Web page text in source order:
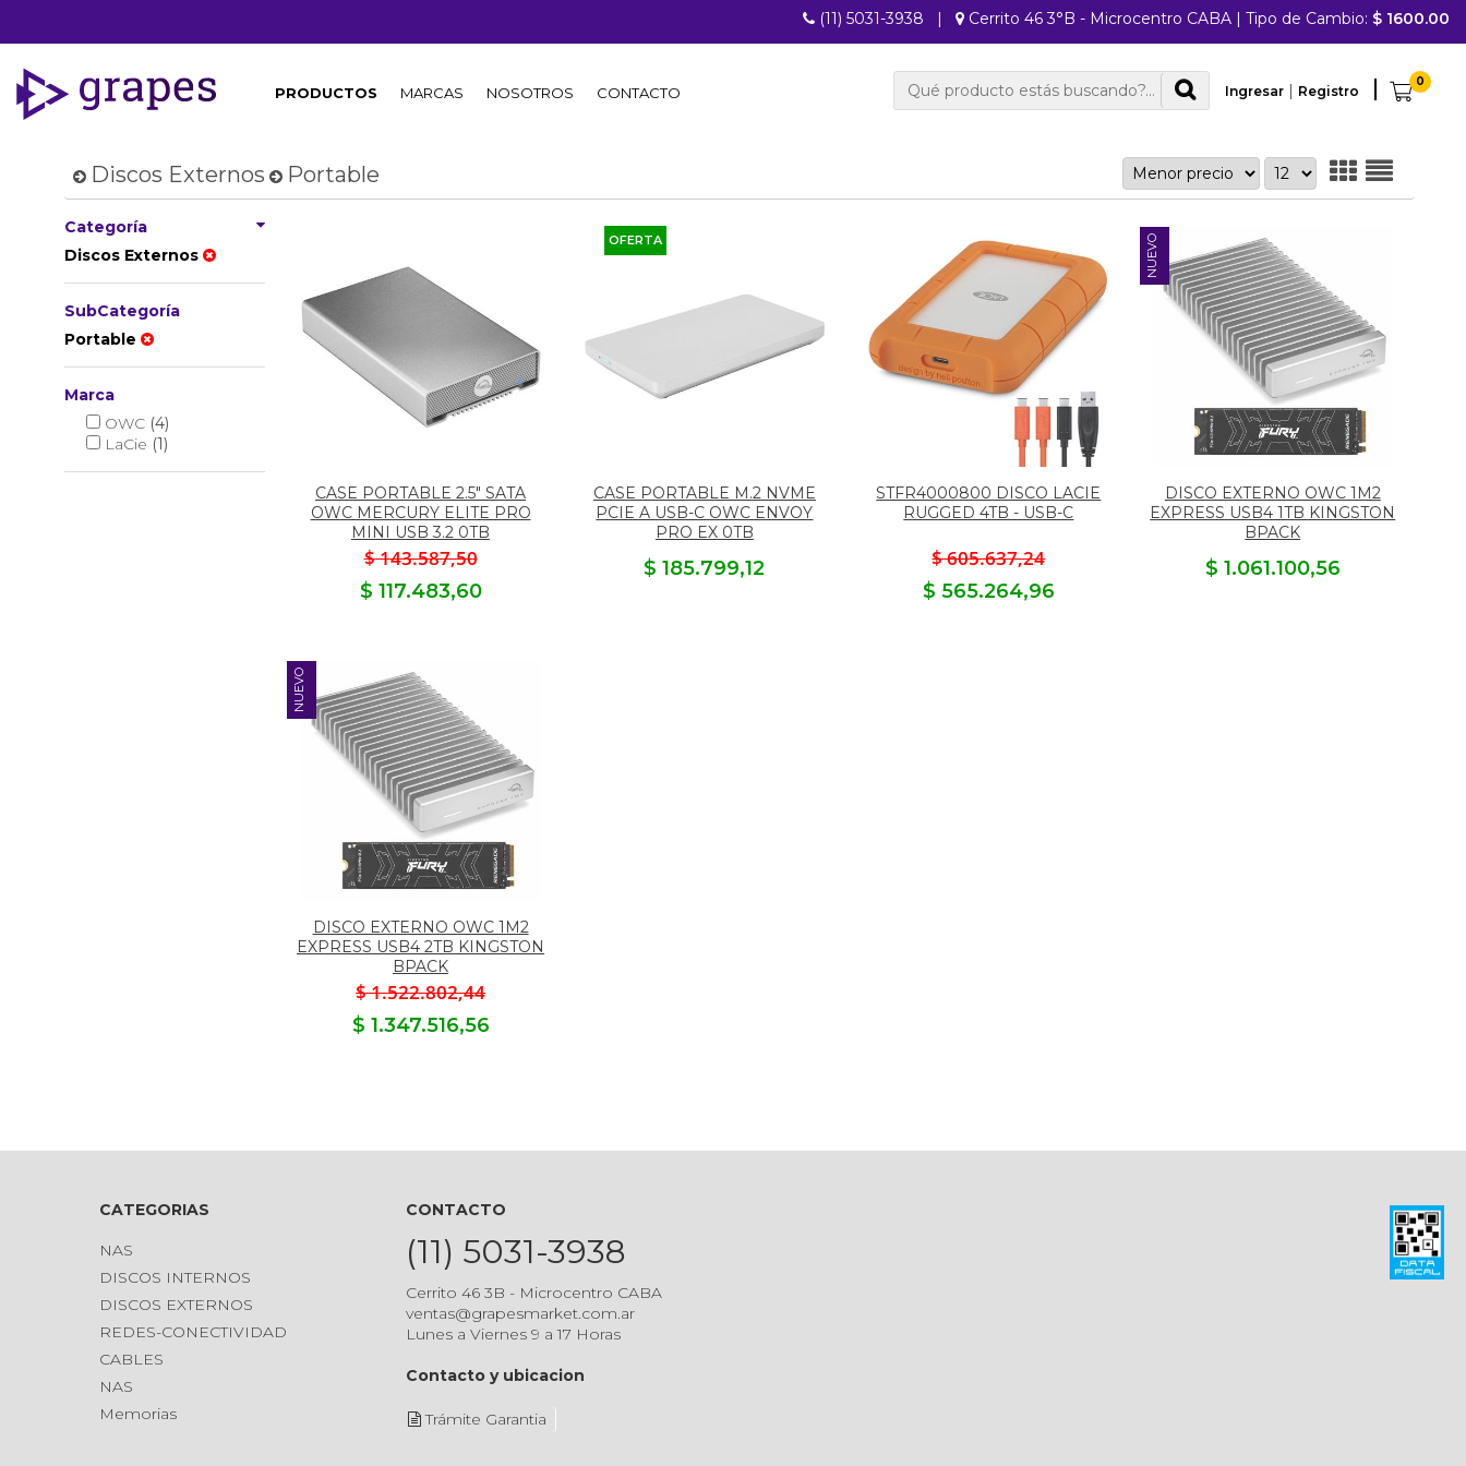
(11) 5031-3938 | Cerrito 46 3°B - Microcentro CABA | Tipo de Cambio: $ 1600.00
Ingresar | Registro
0
PRODUCTOS MARCAS NOSOTROS CONTACTO
Discos Externos Portable
Categoría
Discos Externos
SubCategoría
Portable
Marca
OWC (4)
LaCie (1)
CASE PORTABLE 2.5" SATA
OWC MERCURY ELITE PRO
MINI USB 3.2 0TB
$ 143.587,50
$ 117.483,60
OFERTA
CASE PORTABLE M.2 NVME
PCIE A USB-C OWC ENVOY
PRO EX 0TB
$ 185.799,12
STFR4000800 DISCO LACIE
RUGGED 4TB - USB-C
$ 605.637,24
$ 565.264,96
NUEVO
DISCO EXTERNO OWC 1M2
EXPRESS USB4 1TB KINGSTON
BPACK
$ 1.061.100,56
NUEVO
DISCO EXTERNO OWC 1M2
EXPRESS USB4 2TB KINGSTON
BPACK
$ 1.522.802,44
$ 1.347.516,56
CATEGORIAS
NAS
DISCOS INTERNOS
DISCOS EXTERNOS
REDES-CONECTIVIDAD
CABLES
NAS
Memorias
CONTACTO
(11) 5031-3938
Cerrito 46 3B - Microcentro CABA
ventas@grapesmarket.com.ar
Lunes a Viernes 9 a 17 Horas
Contacto y ubicacion
Trámite Garantia